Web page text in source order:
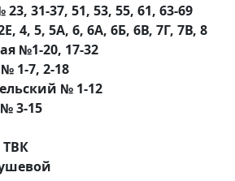
31-37, 51, 53, 55, 61, 63-69
4, 5, 5А, 6, 6А, 6Б, 6В, 7Г, 7В, 8
№1-20, 17-32
1-7, 2-18
№ 1-12
3-15